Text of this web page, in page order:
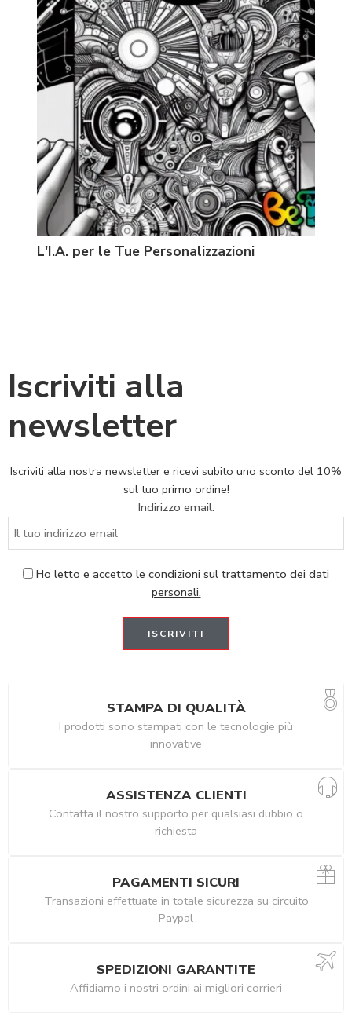
L'I.A. per le Tue Personalizzazioni
Iscriviti alla
newsletter
Iscriviti alla nostra newsletter e ricevi subito uno sconto del 10%
sul tuo primo ordine!
Indirizzo email:
Ho letto e accetto le condizioni sul trattamento dei dati
personali.
STAMPA DI QUALITÀ
I prodotti sono stampati con le tecnologie più
innovative
ASSISTENZA CLIENTI
Contatta il nostro supporto per qualsiasi dubbio o
richiesta
PAGAMENTI SICURI
Transazioni effettuate in totale sicurezza su circuito
Paypal
SPEDIZIONI GARANTITE
Affidiamo i nostri ordini ai migliori corrieri